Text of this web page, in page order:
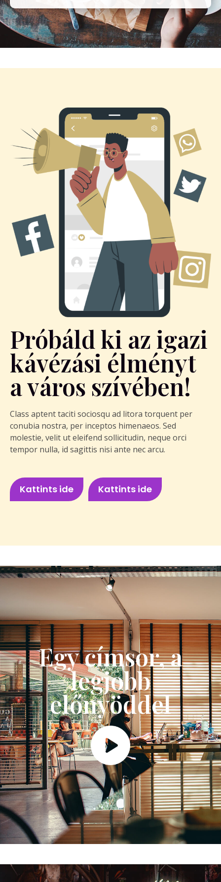
Próbáld ki az igazi
kávézási élményt
a város szívében!
Class aptent taciti sociosqu ad litora torquent per
conubia nostra, per inceptos himenaeos. Sed
molestie, velit ut eleifend sollicitudin, neque orci
tempor nulla, id sagittis nisi ante nec arcu.
Kattints ide Kattints ide
Egy címsor, a
legjobb
előnyöddel